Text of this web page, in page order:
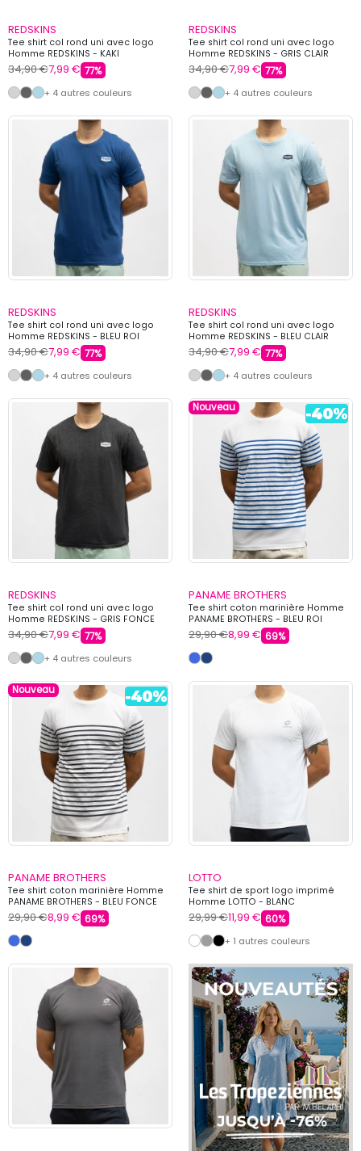
REDSKINS
Tee shirt col rond uni avec logo
Homme REDSKINS - KAKI
34,90 €7,99 € 77%
+ 4 autres couleurs
REDSKINS
Tee shirt col rond uni avec logo
Homme REDSKINS - GRIS CLAIR
34,90 €7,99 € 77%
+ 4 autres couleurs
REDSKINS
Tee shirt col rond uni avec logo
Homme REDSKINS - BLEU ROI
34,90 €7,99 € 77%
+ 4 autres couleurs
REDSKINS
Tee shirt col rond uni avec logo
Homme REDSKINS - BLEU CLAIR
34,90 €7,99 € 77%
+ 4 autres couleurs
REDSKINS
Tee shirt col rond uni avec logo
Homme REDSKINS - GRIS FONCE
34,90 €7,99 € 77%
+ 4 autres couleurs
Nouveau
PANAME BROTHERS
Tee shirt coton marinière Homme
PANAME BROTHERS - BLEU ROI
29,90 €8,99 € 69%
Nouveau
PANAME BROTHERS
Tee shirt coton marinière Homme
PANAME BROTHERS - BLEU FONCE
29,90 €8,99 € 69%
LOTTO
Tee shirt de sport logo imprimé
Homme LOTTO - BLANC
29,99 €11,99 € 60%
+ 1 autres couleurs